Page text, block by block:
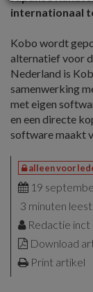
internationaal
Kobo wordt
alternatief voor
Nederland is
samenwerking
met eigen
en een directe
software maakt
alleen voor
19
3 minuten
Redactie inct
Download
Print artikel